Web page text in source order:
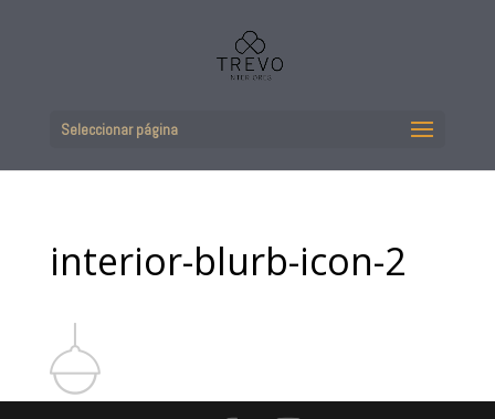
Seleccionar página
interior-blurb-icon-2